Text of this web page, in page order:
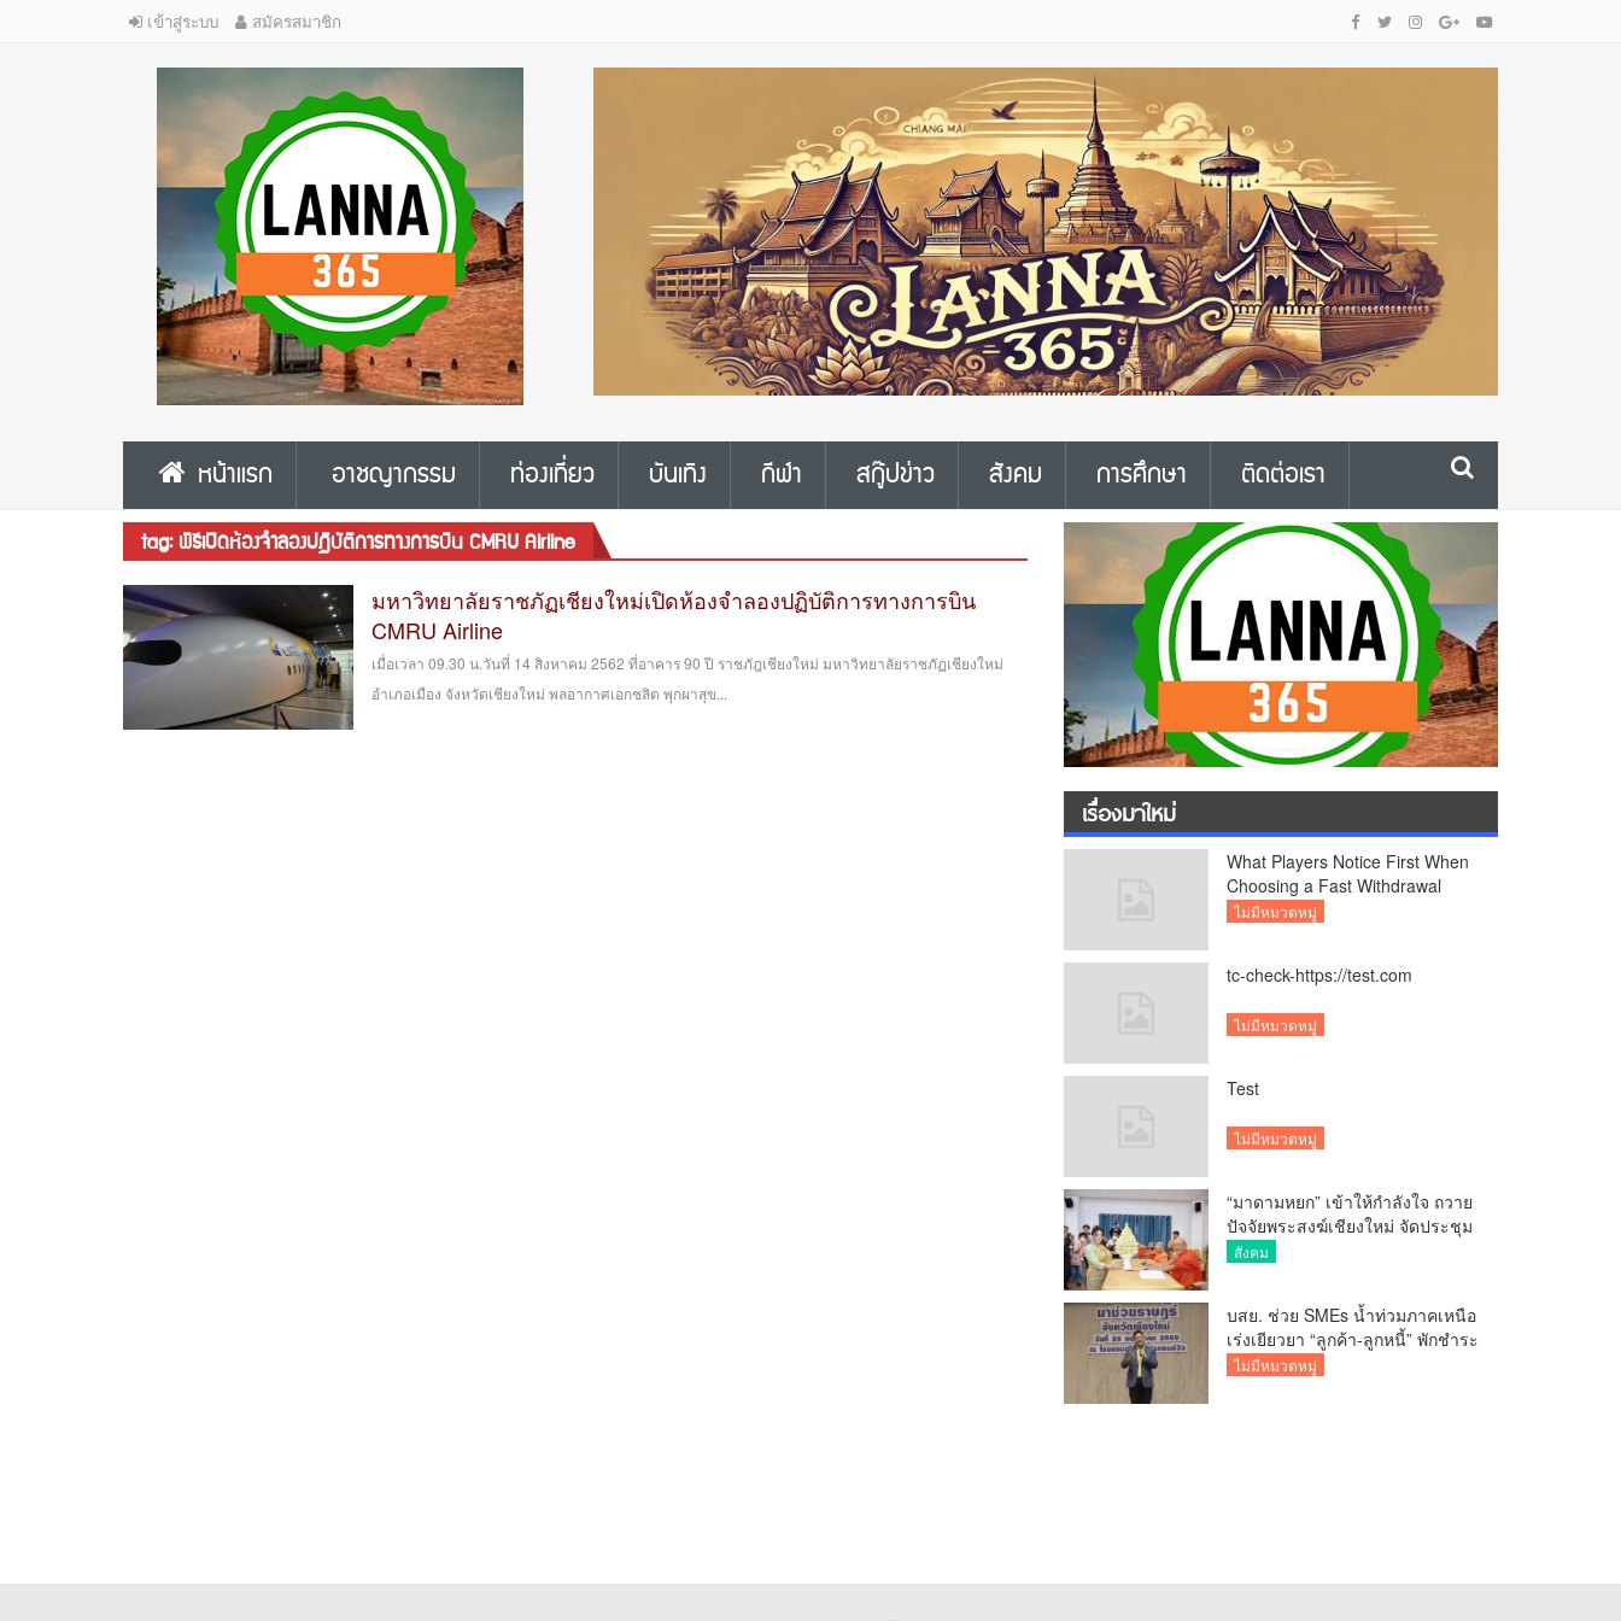
เข้าสู่ระบบ สมัครสมาชิก
หน้าแรก อาชญากรรม ท่องเที่ยว บันเทิง กีฬา สกู๊ปข่าว สังคม การศึกษา ติดต่อเรา
tag: พิธีเปิดห้องจำลองปฏิบัติการทางการบิน CMRU Airline
มหาวิทยาลัยราชภัฏเชียงใหม่เปิดห้องจำลองปฏิบัติการทางการบิน
CMRU Airline
เมื่อเวลา 09.30 น.วันที่ 14 สิงหาคม 2562 ที่อาคาร 90 ปี ราชภัฎเชียงใหม่ มหาวิทยาลัยราชภัฏเชียงใหม่
อำเภอเมือง จังหวัดเชียงใหม่ พลอากาศเอกชลิต พุกผาสุข...
เรื่องมาใหม่
What Players Notice First When
Choosing a Fast Withdrawal
Casino UK
ไม่มีหมวดหมู่
tc-check-https://test.com
ไม่มีหมวดหมู่
Test
ไม่มีหมวดหมู่
“มาดามหยก” เข้าให้กำลังใจ ถวาย
ปัจจัยพระสงฆ์เชียงใหม่ จัดประชุม
ทำบัญชีรายรับรายจ่ายของวัด กว่า
สังคม
บสย. ช่วย SMEs น้ำท่วมภาคเหนือ
เร่งเยียวยา “ลูกค้า-ลูกหนี้” พักชำระ
ค่าธรรมเนียม-ค่างวด
ไม่มีหมวดหมู่